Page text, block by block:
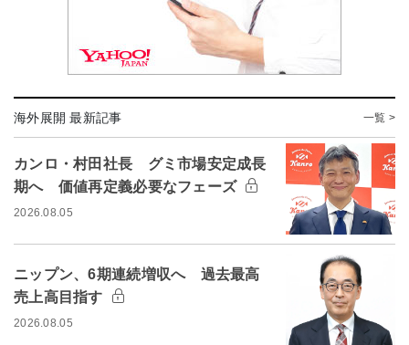
海外展開 最新記事 一覧 >
カンロ・村田社長 グミ市場安定成長
期へ 価値再定義必要なフェーズ
2026.08.05
ニップン、6期連続増収へ 過去最高
売上高目指す
2026.08.05